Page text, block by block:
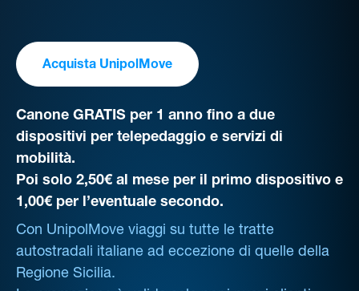
Acquista UnipolMove
Canone GRATIS per 1 anno fino a due
dispositivi per telepedaggio e servizi di
mobilità.
Poi solo 2,50€ al mese per il primo dispositivo e
1,00€ per l’eventuale secondo.
Con UnipolMove viaggi su tutte le tratte
autostradali italiane ad eccezione di quelle della
Regione Sicilia.